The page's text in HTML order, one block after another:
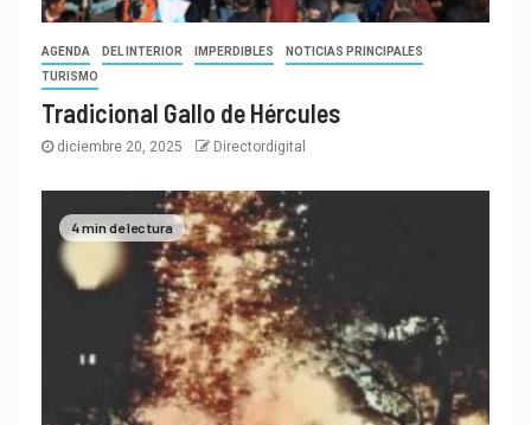
AGENDA DEL INTERIOR IMPERDIBLES
NOTICIAS PRINCIPALES
TURISMO
Tradicional Gallo de Hércules
diciembre 20, 2025 Directordigital
4 min de lectura